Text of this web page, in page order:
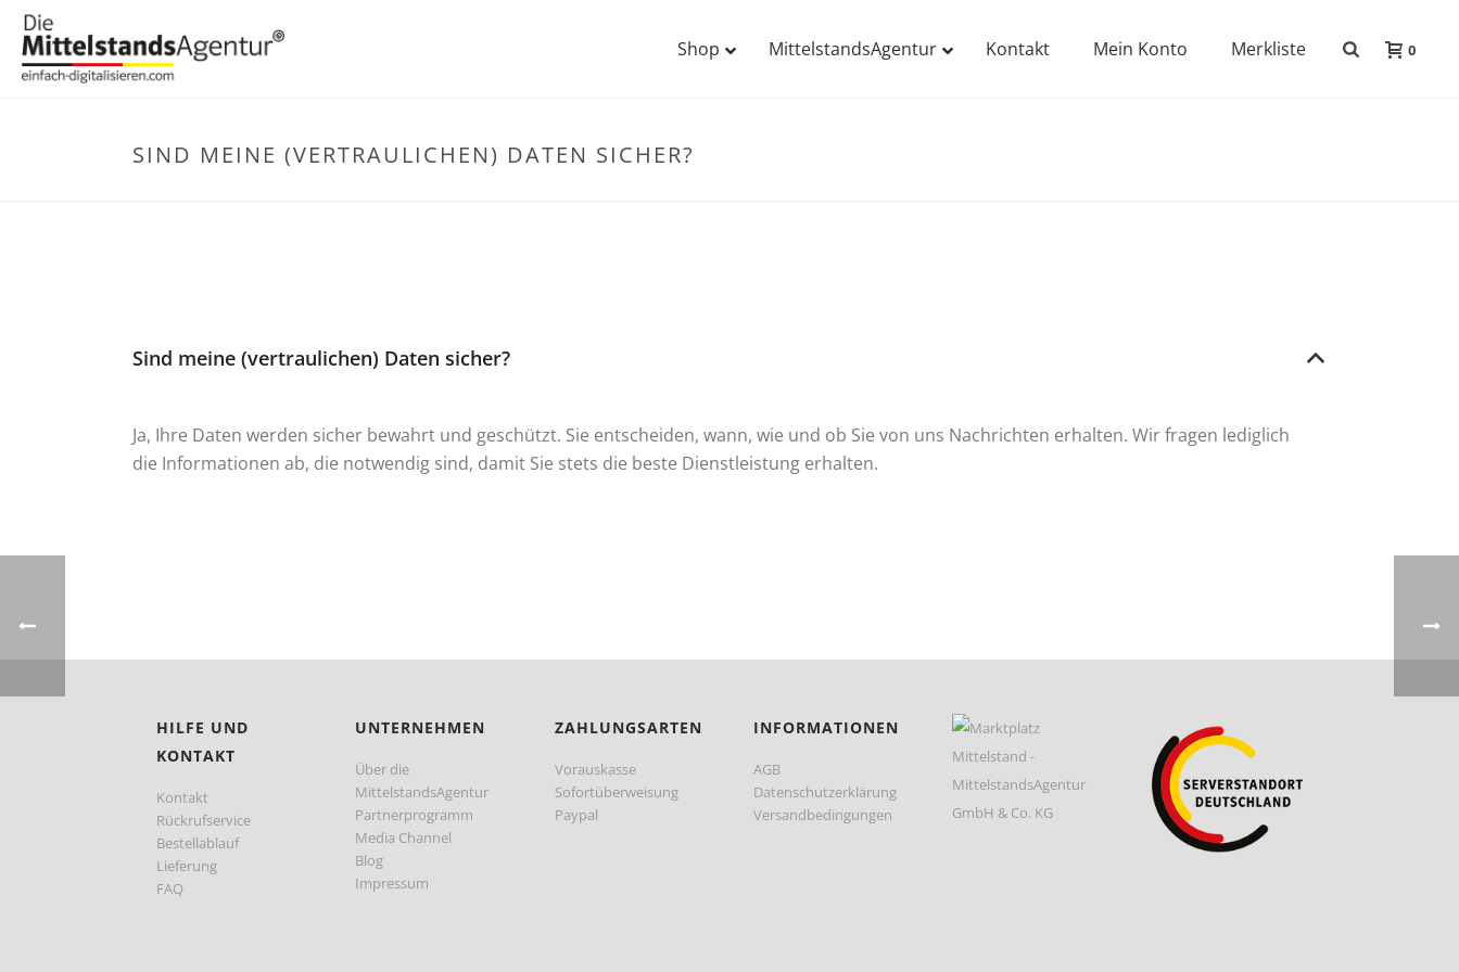
Shop MittelstandsAgentur Kontakt Mein Konto Merkliste 0
SIND MEINE (VERTRAULICHEN) DATEN SICHER?
B
Sind meine (vertraulichen) Daten sicher?
Ja, Ihre Daten werden sicher bewahrt und geschützt. Sie entscheiden, wann, wie und ob Sie von uns Nachrichten erhalten. Wir fragen lediglich
die Informationen ab, die notwendig sind, damit Sie stets die beste Dienstleistung erhalten.
HILFE UND
KONTAKT
Kontakt
Rückrufservice
Bestellablauf
Lieferung
FAQ
UNTERNEHMEN
Über die
MittelstandsAgentur
Partnerprogramm
Media Channel
Blog
Impressum
ZAHLUNGSARTEN
Vorauskasse
Sofortüberweisung
Paypal
INFORMATIONEN
AGB
Datenschutzerklärung
Versandbedingungen